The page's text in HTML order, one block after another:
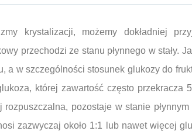
krystalizacji, możemy dokładniej
przechodzi ze stanu płynnego w stały.
a w szczególności stosunek glukozy do
której zawartość często przekracza
pozostaje w stanie
zazwyczaj około 1:1 lub nawet więcej